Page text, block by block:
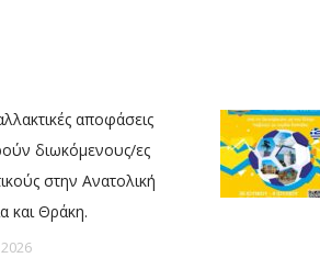
αποφάσεις
διωκόμενους/ες
στην Ανατολική
και Θράκη.